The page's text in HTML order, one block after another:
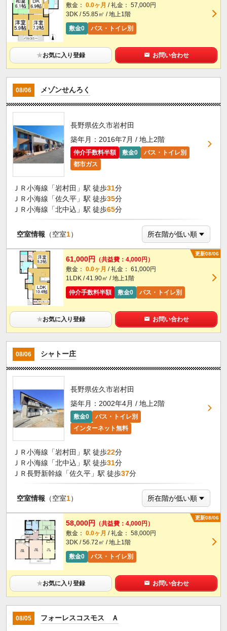
敷金： 0.0ヶ月 / 礼金： 57,000円
3DK / 55.85㎡ / 地上1階
敷金0
バス・トイレ別
★お気に入り登録 お問い合わせ
08/06 メゾンせんろく
長野県佐久市岩村田
築年月：2016年7月 / 地上2階
仲介手数料半額 敷金0
バス・トイレ別
都市ガス
ＪＲ小海線「岩村田」駅 徒歩31分
ＪＲ小海線「佐久平」駅 徒歩35分
ＪＲ小海線「北中込」駅 徒歩65分
空室情報 （空室1）
更新08/06
61,000円
（共益費：4,000円）
敷金： 0.0ヶ月 / 礼金： 61,000円
1LDK / 41.90㎡ / 地上1階
仲介手数料半額
敷金0 バス・トイレ別
★お気に入り登録 お問い合わせ
08/06 シャトー庄
長野県佐久市岩村田
築年月：2002年4月 / 地上2階
敷金0
バス・トイレ別
インターネット無料
ＪＲ小海線「岩村田」駅 徒歩22分
ＪＲ小海線「北中込」駅 徒歩31分
ＪＲ長野新幹線「佐久平」駅 徒歩37分
空室情報 （空室1）
更新08/06
58,000円
（共益費：4,000円）
敷金： 0.0ヶ月 / 礼金： 58,000円
3DK / 56.72㎡ / 地上1階
敷金0
バス・トイレ別
★お気に入り登録 お問い合わせ
08/05 フォーレスコスモス Ａ